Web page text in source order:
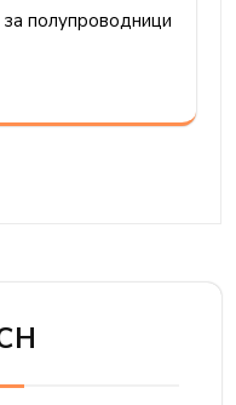
полупроводници